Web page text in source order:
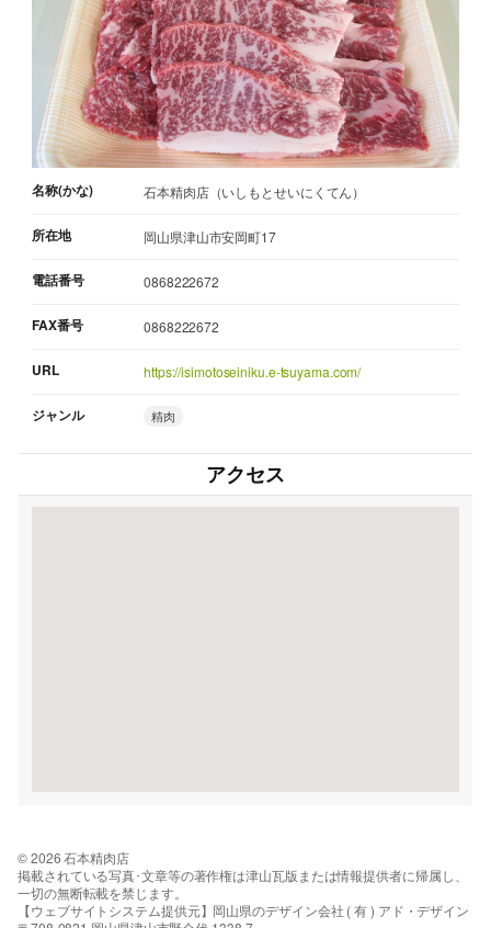
名称(かな) 石本精肉店（いしもとせいにくてん）
所在地 岡山県津山市安岡町17
電話番号 0868222672
FAX番号 0868222672
URL https://isimotoseiniku.e-tsuyama.com/
ジャンル 精肉
アクセス
© 2026 石本精肉店
掲載されている写真･文章等の著作権は津山瓦版または情報提供者に帰属し、
一切の無断転載を禁じます。
【ウェブサイトシステム提供元】岡山県のデザイン会社 ( 有 ) アド・デザイン